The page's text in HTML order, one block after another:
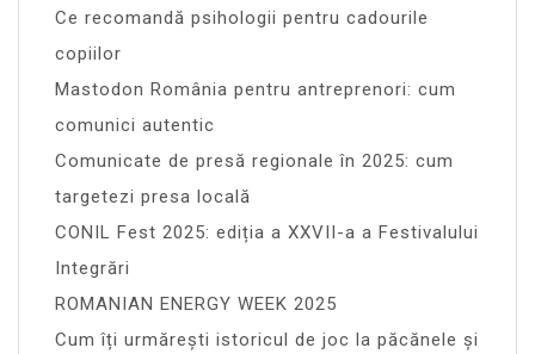
Ce recomandă psihologii pentru cadourile
copiilor
Mastodon România pentru antreprenori: cum
comunici autentic
Comunicate de presă regionale în 2025: cum
targetezi presa locală
CONIL Fest 2025: ediția a XXVII-a a Festivalului
Integrări
ROMANIAN ENERGY WEEK 2025
Cum îți urmărești istoricul de joc la păcănele și